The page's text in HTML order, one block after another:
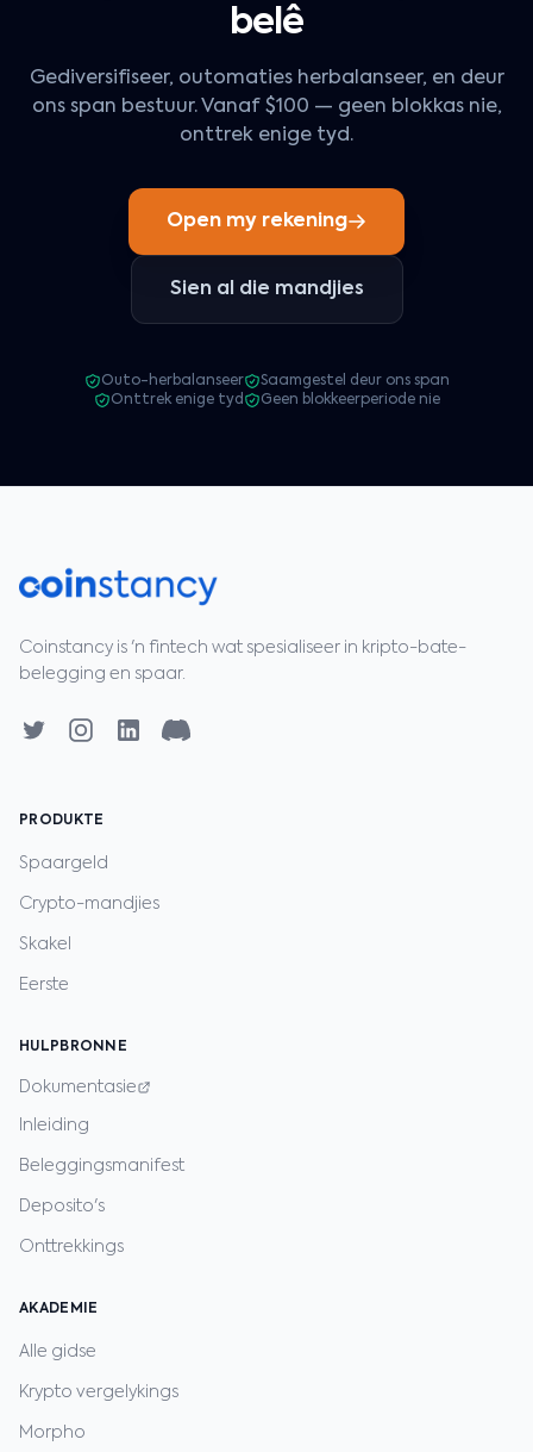
belê
Gediversifiseer, outomaties herbalanseer, en deur
ons span bestuur. Vanaf $100 — geen blokkas nie,
onttrek enige tyd.
Open my rekening
Sien al die mandjies
Outo-herbalanseer
Saamgestel deur ons span
Onttrek enige tyd
Geen blokkeerperiode nie
Coinstancy is 'n fintech wat spesialiseer in kripto-bate-
belegging en spaar.
PRODUKTE
Spaargeld
Crypto-mandjies
Skakel
Eerste
HULPBRONNE
Dokumentasie
Inleiding
Beleggingsmanifest
Deposito's
Onttrekkings
AKADEMIE
Alle gidse
Krypto vergelykings
Morpho